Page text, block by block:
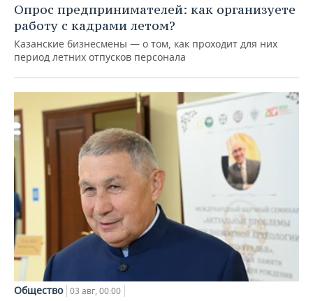
Опрос предпринимателей: как организуете
работу с кадрами летом?
Казанские бизнесмены — о том, как проходит для них
период летних отпусков персонала
Общество 03 авг, 00:00